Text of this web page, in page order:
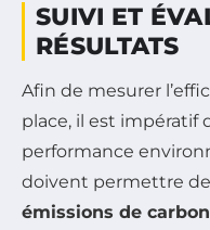
SUIVI ET
RÉSULTATS
Afin de mesurer
place, il est impératif
performance
doivent permettre de
émissions de